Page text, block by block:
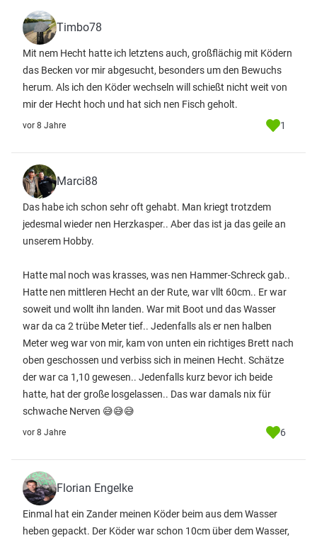
Timbo78
Mit nem Hecht hatte ich letztens auch, großflächig mit Ködern
das Becken vor mir abgesucht, besonders um den Bewuchs
herum. Als ich den Köder wechseln will schießt nicht weit von
mir der Hecht hoch und hat sich nen Fisch geholt.
vor 8 Jahre 1
Marci88
Das habe ich schon sehr oft gehabt. Man kriegt trotzdem
jedesmal wieder nen Herzkasper.. Aber das ist ja das geile an
unserem Hobby.
Hatte mal noch was krasses, was nen Hammer-Schreck gab..
Hatte nen mittleren Hecht an der Rute, war vllt 60cm.. Er war
soweit und wollt ihn landen. War mit Boot und das Wasser
war da ca 2 trübe Meter tief.. Jedenfalls als er nen halben
Meter weg war von mir, kam von unten ein richtiges Brett nach
oben geschossen und verbiss sich in meinen Hecht. Schätze
der war ca 1,10 gewesen.. Jedenfalls kurz bevor ich beide
hatte, hat der große losgelassen.. Das war damals nix für
schwache Nerven 😅😅😅
vor 8 Jahre 6
Florian Engelke
Einmal hat ein Zander meinen Köder beim aus dem Wasser
heben gepackt. Der Köder war schon 10cm über dem Wasser,